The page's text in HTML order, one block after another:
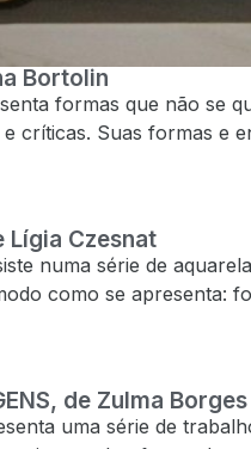
Bortolin
formas que não se
críticas. Suas formas e
Lígia Czesnat
numa série de
como se apresenta:
de Zulma Borges
uma série de